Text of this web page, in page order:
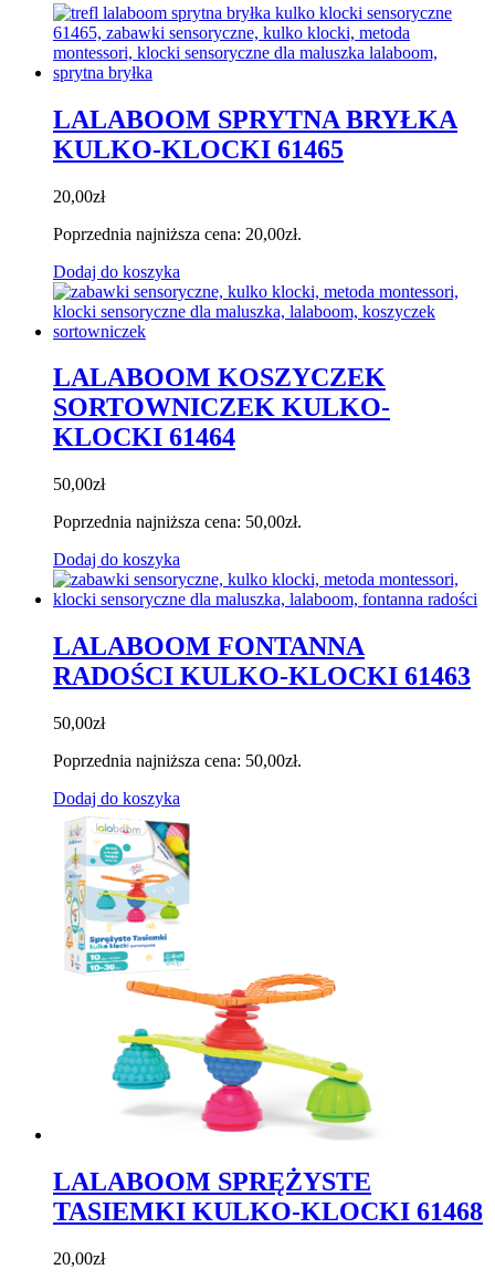
LALABOOM SPRYTNA BRYŁKA
KULKO-KLOCKI 61465
20,00zł
Poprzednia najniższa cena: 20,00zł.
Dodaj do koszyka
LALABOOM KOSZYCZEK
SORTOWNICZEK KULKO-
KLOCKI 61464
50,00zł
Poprzednia najniższa cena: 50,00zł.
Dodaj do koszyka
LALABOOM FONTANNA
RADOŚCI KULKO-KLOCKI 61463
50,00zł
Poprzednia najniższa cena: 50,00zł.
Dodaj do koszyka
LALABOOM SPRĘŻYSTE
TASIEMKI KULKO-KLOCKI 61468
20,00zł